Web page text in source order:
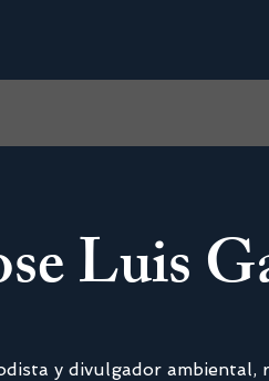
Luis
y divulgador ambiental,